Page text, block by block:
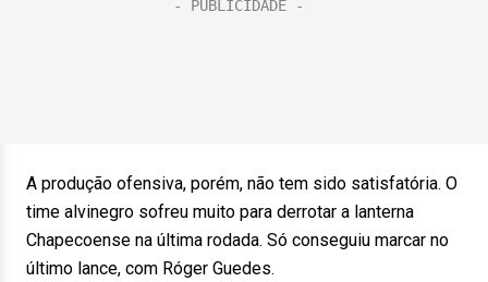
A produção ofensiva, porém, não tem sido satisfatória. O
time alvinegro sofreu muito para derrotar a lanterna
Chapecoense na última rodada. Só conseguiu marcar no
último lance, com Róger Guedes.